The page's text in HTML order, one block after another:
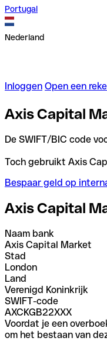
Portugal
Nederland
Inloggen Open een
Axis Capital
De SWIFT/BIC code
Toch gebruikt Axis
Bespaar geld op
Axis Capital
Naam bank
Axis Capital Market
Stad
London
Land
Verenigd Koninkrijk
SWIFT-code
AXCKGB22XXX
Voordat je een
om het bestaan van